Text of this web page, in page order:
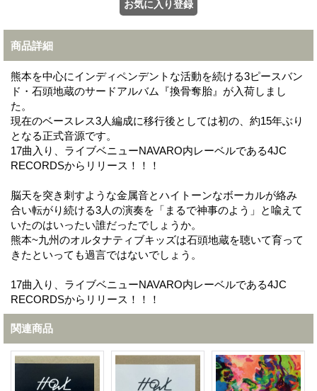
商品詳細
熊本を中心にインディペンデントな活動を続ける3ピースバン
ド・石頭地蔵のサードアルバム『換骨奪胎』が入荷しまし
た。
現在のベースレス3人編成に移行後としては初の、約15年ぶり
となる正式音源です。
17曲入り、ライブベニューNAVARO内レーベルである4JC
RECORDSからリリース！！！
脳天を突き刺すような金属音とハイトーンなボーカルが絡み
合い転がり続ける3人の演奏を「まるで神事のよう」と喩えて
いたのはいったい誰だったでしょうか。
熊本~九州のオルタナティブキッズは石頭地蔵を聴いて育って
きたといっても過言ではないでしょう。
17曲入り、ライブベニューNAVARO内レーベルである4JC
RECORDSからリリース！！！
関連商品